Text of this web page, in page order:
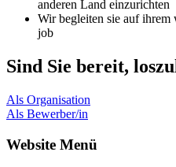
anderen Land einzurichten
Wir begleiten sie auf ihrem
job
Sind Sie bereit,
Als Organisation
Als Bewerber/in
Website Menü